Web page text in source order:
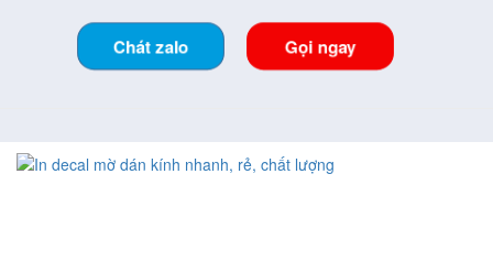
Chát zalo Gọi ngay